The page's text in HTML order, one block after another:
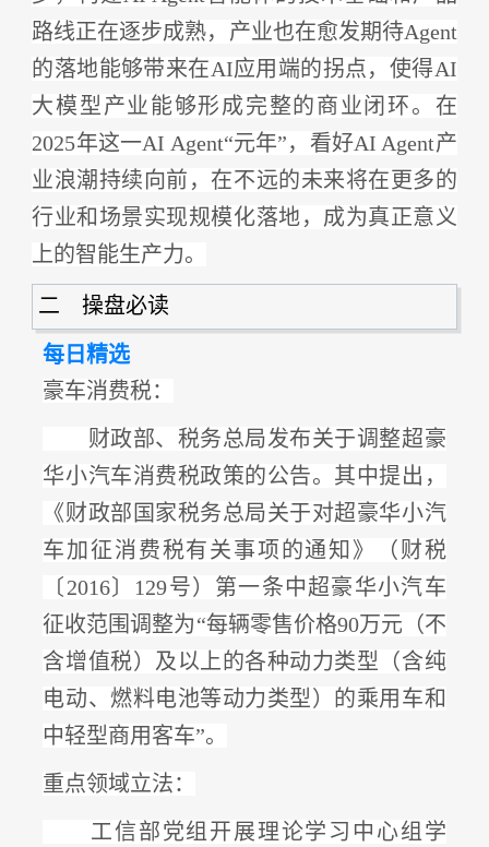
路线正在逐步成熟，产业也在愈发期待Agent
的落地能够带来在AI应用端的拐点，使得AI
大模型产业能够形成完整的商业闭环。在
2025年这一AI Agent“元年”，看好AI Agent产
业浪潮持续向前，在不远的未来将在更多的
行业和场景实现规模化落地，成为真正意义
上的智能生产力。
二 操盘必读
每日精选
豪车消费税：
财政部、税务总局发布关于调整超豪
华小汽车消费税政策的公告。其中提出，
《财政部国家税务总局关于对超豪华小汽
车加征消费税有关事项的通知》（财税
〔 2016〕129号）第一条中超豪华小汽车
征收范围调整为“每辆零售价格90万元（不
含增值税）及以上的各种动力类型（含纯
电动、燃料电池等动力类型）的乘用车和
中轻型商用客车”。
重点领域立法：
工信部党组开展理论学习中心组学